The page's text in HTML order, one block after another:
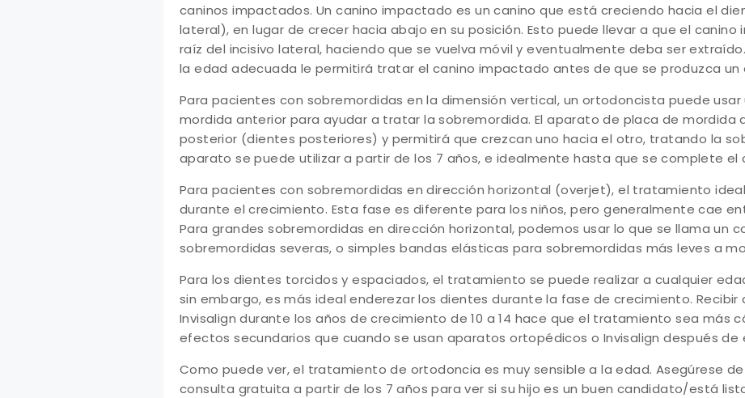
caninos impactados. Un canino impactado es un canino que está creciendo hacia el
lateral), en lugar de crecer hacia abajo en su posición. Esto puede llevar a que el
raíz del incisivo lateral, haciendo que se vuelva móvil y eventualmente deba ser
la edad adecuada le permitirá tratar el canino impactado antes de que se produzca un
Para pacientes con sobremordidas en la dimensión vertical, un ortodoncista puede
mordida anterior para ayudar a tratar la sobremordida. El aparato de placa de mordida
posterior (dientes posteriores) y permitirá que crezcan uno hacia el otro, tratando la
aparato se puede utilizar a partir de los 7 años, e idealmente hasta que se complete el
Para pacientes con sobremordidas en dirección horizontal (overjet), el tratamiento
durante el crecimiento. Esta fase es diferente para los niños, pero generalmente cae
Para grandes sobremordidas en dirección horizontal, podemos usar lo que se llama un
sobremordidas severas, o simples bandas elásticas para sobremordidas más leves a
Para los dientes torcidos y espaciados, el tratamiento se puede realizar a cualquier
sin embargo, es más ideal enderezar los dientes durante la fase de crecimiento.
Invisalign durante los años de crecimiento de 10 a 14 hace que el tratamiento sea más
efectos secundarios que cuando se usan aparatos ortopédicos o Invisalign después de
Como puede ver, el tratamiento de ortodoncia es muy sensible a la edad. Asegúrese de
consulta gratuita a partir de los 7 años para ver si su hijo es un buen candidato/está